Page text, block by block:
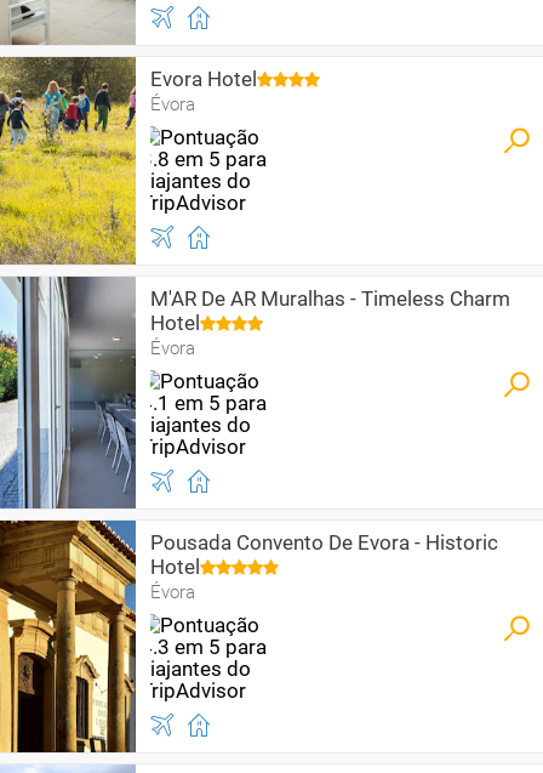
Evora Hotel
Évora
M'AR De AR Muralhas - Timeless Charm
Hotel
Évora
Pousada Convento De Evora - Historic
Hotel
Évora